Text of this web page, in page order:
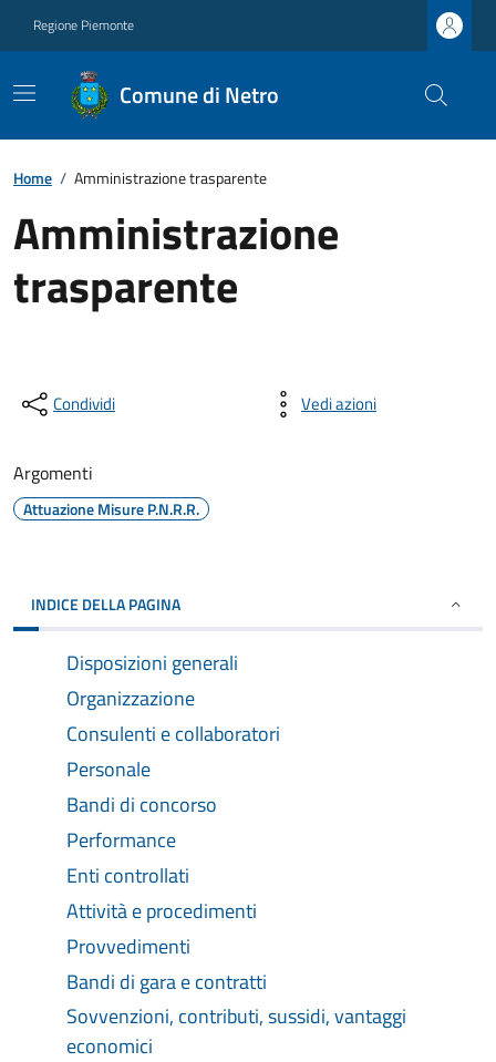
Regione Piemonte
Comune di Netro
Home / Amministrazione trasparente
Amministrazione
trasparente
Condividi Vedi azioni
Argomenti
Attuazione Misure P.N.R.R.
INDICE DELLA PAGINA
Disposizioni generali
Organizzazione
Consulenti e collaboratori
Personale
Bandi di concorso
Performance
Enti controllati
Attività e procedimenti
Provvedimenti
Bandi di gara e contratti
Sovvenzioni, contributi, sussidi, vantaggi
economici